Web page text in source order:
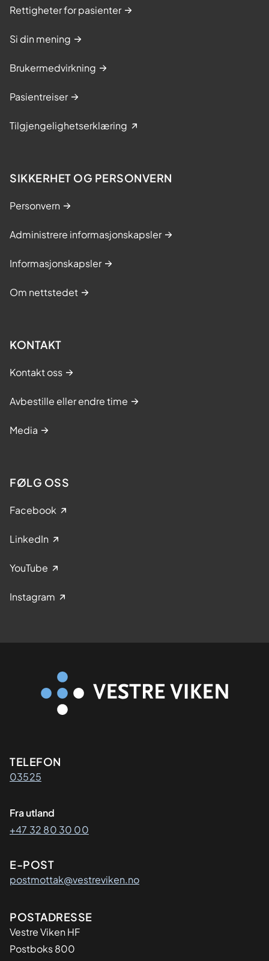
Rettigheter for pasienter
Si din mening
Brukermedvirkning
Pasientreiser
Tilgjengelighetserklæring
SIKKERHET OG PERSONVERN
Personvern
Administrere informasjonskapsler
Informasjonskapsler
Om nettstedet
KONTAKT
Kontakt oss
Avbestille eller endre time
Media
FØLG OSS
Facebook
LinkedIn
YouTube
Instagram
Kontaktinformasjon
TELEFON
03525
Fra utland
+47 32 80 30 00
E-POST
postmottak@vestreviken.no
Adresse
POSTADRESSE
Vestre Viken HF
Postboks 800